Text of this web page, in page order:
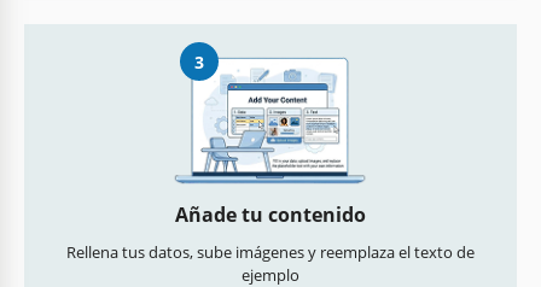
3
Añade tu contenido
Rellena tus datos, sube imágenes y reemplaza el texto de
ejemplo